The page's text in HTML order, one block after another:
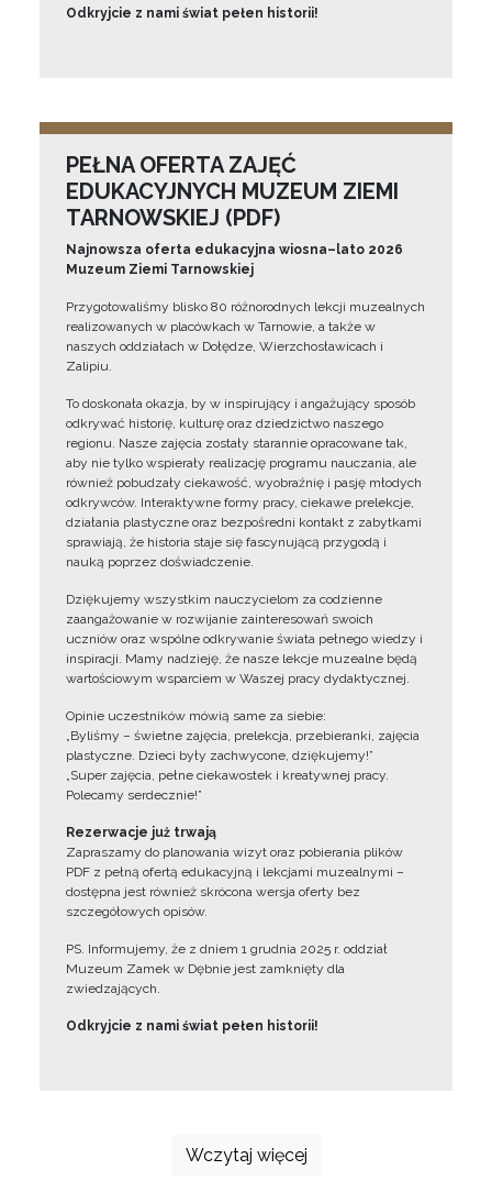
Odkryjcie z nami świat pełen historii!
PEŁNA OFERTA ZAJĘĆ
EDUKACYJNYCH MUZEUM ZIEMI
TARNOWSKIEJ (PDF)
Najnowsza oferta edukacyjna wiosna–lato 2026
Muzeum Ziemi Tarnowskiej
Przygotowaliśmy blisko 80 różnorodnych lekcji muzealnych
realizowanych w placówkach w Tarnowie, a także w
naszych oddziałach w Dołędze, Wierzchosławicach i
Zalipiu.
To doskonała okazja, by w inspirujący i angażujący sposób
odkrywać historię, kulturę oraz dziedzictwo naszego
regionu. Nasze zajęcia zostały starannie opracowane tak,
aby nie tylko wspierały realizację programu nauczania, ale
również pobudzały ciekawość, wyobraźnię i pasję młodych
odkrywców. Interaktywne formy pracy, ciekawe prelekcje,
działania plastyczne oraz bezpośredni kontakt z zabytkami
sprawiają, że historia staje się fascynującą przygodą i
nauką poprzez doświadczenie.
Dziękujemy wszystkim nauczycielom za codzienne
zaangażowanie w rozwijanie zainteresowań swoich
uczniów oraz wspólne odkrywanie świata pełnego wiedzy i
inspiracji. Mamy nadzieję, że nasze lekcje muzealne będą
wartościowym wsparciem w Waszej pracy dydaktycznej.
Opinie uczestników mówią same za siebie:
„Byliśmy – świetne zajęcia, prelekcja, przebieranki, zajęcia
plastyczne. Dzieci były zachwycone, dziękujemy!”
„Super zajęcia, pełne ciekawostek i kreatywnej pracy.
Polecamy serdecznie!”
Rezerwacje już trwają
Zapraszamy do planowania wizyt oraz pobierania plików
PDF z pełną ofertą edukacyjną i lekcjami muzealnymi –
dostępna jest również skrócona wersja oferty bez
szczegółowych opisów.
PS. Informujemy, że z dniem 1 grudnia 2025 r. oddział
Muzeum Zamek w Dębnie jest zamknięty dla
zwiedzających.
Odkryjcie z nami świat pełen historii!
Wczytaj więcej